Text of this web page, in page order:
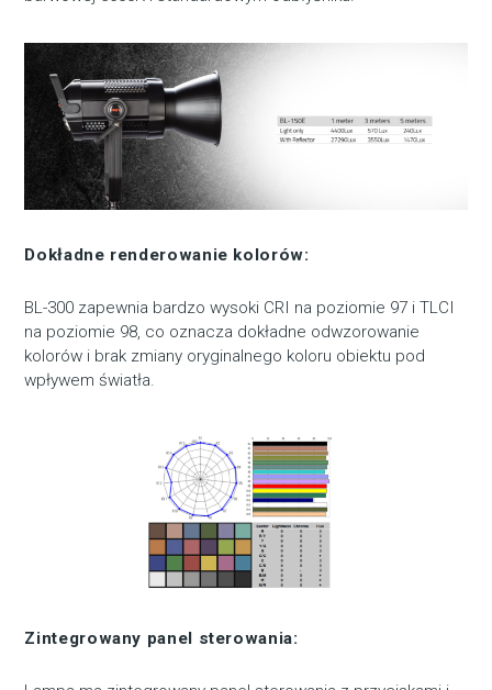
Dokładne renderowanie kolorów:
BL-300 zapewnia bardzo wysoki CRI na poziomie 97 i TLCI
na poziomie 98, co oznacza dokładne odwzorowanie
kolorów i brak zmiany oryginalnego koloru obiektu pod
wpływem światła.
Zintegrowany panel sterowania: